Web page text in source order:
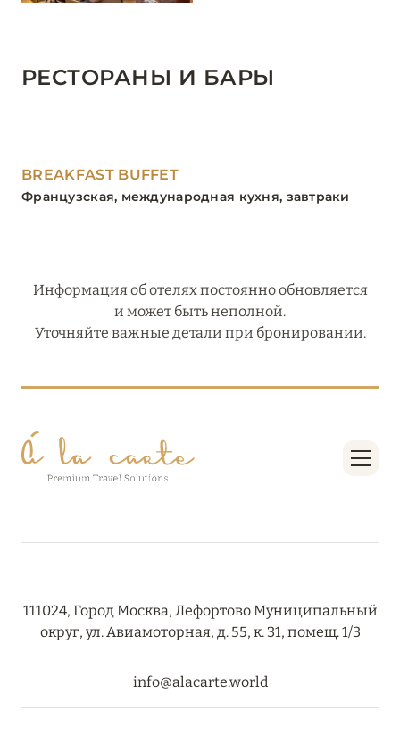
РЕСТОРАНЫ И БАРЫ
BREAKFAST BUFFET
Французская, международная кухня, завтраки
Информация об отелях постоянно обновляется
и может быть неполной.
Уточняйте важные детали при бронировании.
111024, Город Москва, Лефортово Муниципальный
округ, ул. Авиамоторная, д. 55, к. 31, помещ. 1/3
info@alacarte.world